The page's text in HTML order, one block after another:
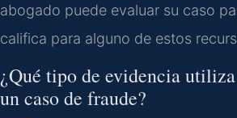
abogado puede evaluar su caso
califica para alguno de estos
¿Qué tipo de evidencia
un caso de fraude?